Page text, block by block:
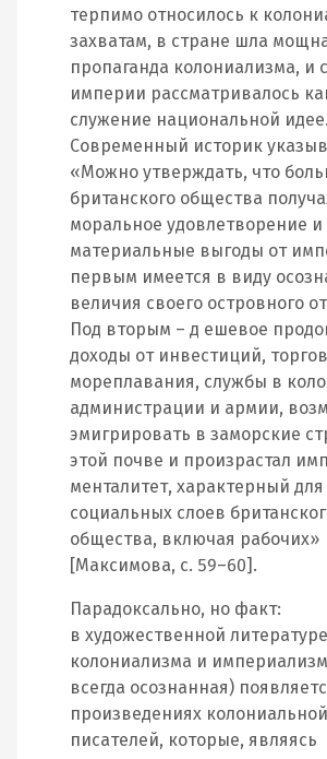
терпимо относилось к
захватам, в стране шла
пропаганда колониализма, и
империи рассматривалось
служение национальной идее.
Современный историк
«Можно утверждать, что
британского общества
моральное удовлетворение и
материальные выгоды от
первым имеется в виду
величия своего островного
Под вторым – д ешевое
доходы от инвестиций,
мореплавания, службы в
администрации и армии,
эмигрировать в заморские
этой почве и произрастал
менталитет, характерный для
социальных слоев
общества, включая рабочих»
[Максимова, с. 59–60].
Парадоксально, но факт:
в художественной
колониализма и
всегда осознанная)
произведениях
писателей, которые, являясь